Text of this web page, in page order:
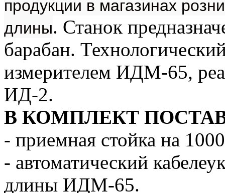
длины. Станок
барабан.
измерителем ИДМ-65,
ИД-2.
В КОМПЛЕКТ
- приемная стойка на
- автоматический
длины ИДМ-65.